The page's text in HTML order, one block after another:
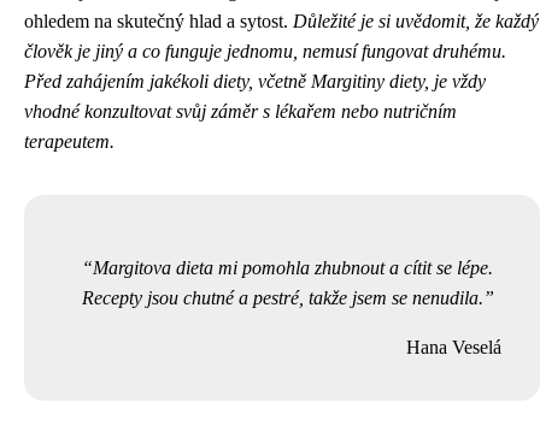
ohledem na skutečný hlad a sytost. Důležité je si uvědomit, že každý
člověk je jiný a co funguje jednomu, nemusí fungovat druhému.
Před zahájením jakékoli diety, včetně Margitiny diety, je vždy
vhodné konzultovat svůj záměr s lékařem nebo nutričním
terapeutem.
Margitova dieta mi pomohla zhubnout a cítit se lépe.
Recepty jsou chutné a pestré, takže jsem se nenudila.
Hana Veselá